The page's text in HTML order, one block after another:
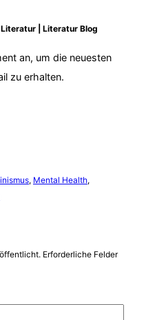
| Literatur Blog
an, um die neuesten
zu erhalten.
, Mental Health
Erforderliche Felder